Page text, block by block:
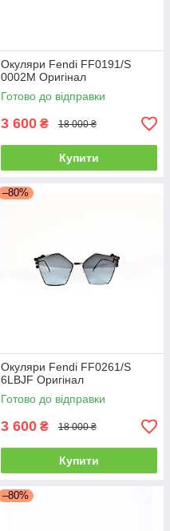
Окуляри Fendi FF0191/S
0002M Оригінал
Готово до відправки
3 600 ₴ 18 000 ₴
Купити
–80%
Окуляри Fendi FF0261/S
6LBJF Оригінал
Готово до відправки
3 600 ₴ 18 000 ₴
Купити
–80%